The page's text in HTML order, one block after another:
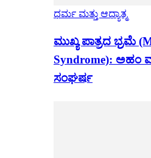
ಧರ್ಮ ಮತ್ತು ಆಧ್ಯಾತ್ಮ
ಮುಖ್ಯ ಪಾತ್ರದ ಭ್ರಮೆ
Syndrome): ಅಹಂ
ಸಂಘರ್ಷ